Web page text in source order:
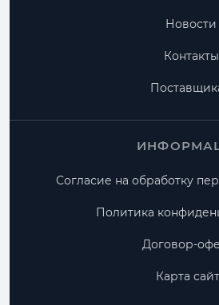
Новости
Контакты
Согласие на обработку
Политика
Договор-
Карта